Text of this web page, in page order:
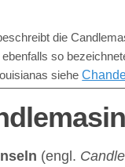
die
so
siehe
(engl.